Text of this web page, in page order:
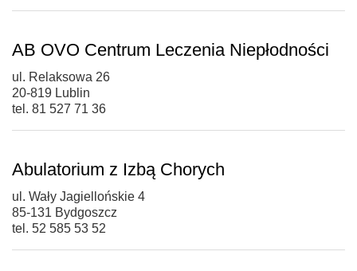
AB OVO Centrum Leczenia Niepłodności
ul. Relaksowa 26
20-819 Lublin
tel. 81 527 71 36
Abulatorium z Izbą Chorych
ul. Wały Jagiellońskie 4
85-131 Bydgoszcz
tel. 52 585 53 52